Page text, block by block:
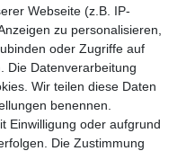
Webseite (z.B. IP-
zu personalisieren,
oder Zugriffe auf
Die Datenverarbeitung
Wir teilen diese Daten
benennen.
Einwilligung oder aufgrund
Die Zustimmung